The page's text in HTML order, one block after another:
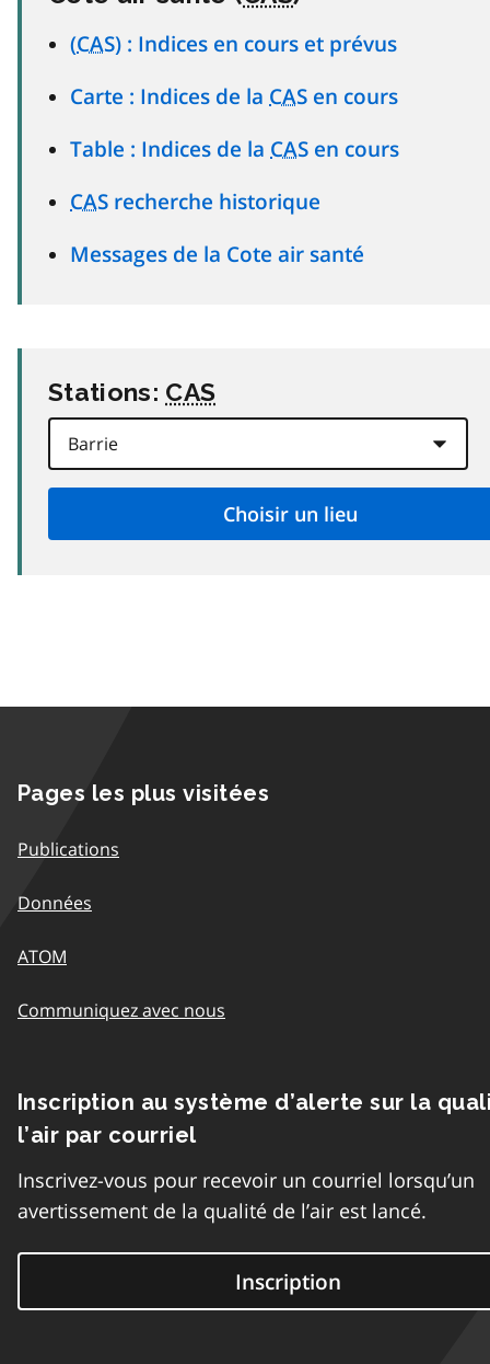
(CAS) : Indices en cours et prévus
Carte : Indices de la CAS en cours
Table : Indices de la CAS en cours
CAS recherche historique
Messages de la Cote air santé
Stations: CAS
Pages les plus visitées
Publications
Données
ATOM
Communiquez avec nous
Inscription au système d’alerte sur la
l’air par courriel
Inscrivez-vous pour recevoir un courriel lorsqu’un
avertissement de la qualité de l’air est lancé.
Inscription